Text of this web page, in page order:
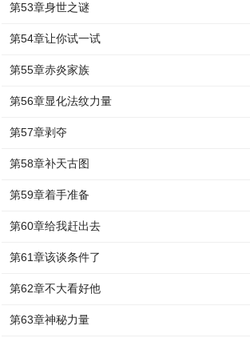
第53章身世之谜
第54章让你试一试
第55章赤炎家族
第56章显化法纹力量
第57章剥夺
第58章补天古图
第59章着手准备
第60章给我赶出去
第61章该谈条件了
第62章不大看好他
第63章神秘力量